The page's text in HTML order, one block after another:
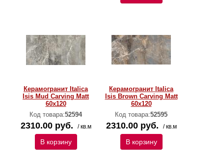
Керамогранит Italica
Isis Mud Carving Matt
60x120
Код товара:52594
2310.00 руб. / кв.м
В корзину
Керамогранит Italica
Isis Brown Carving Matt
60x120
Код товара:52595
2310.00 руб. / кв.м
В корзину